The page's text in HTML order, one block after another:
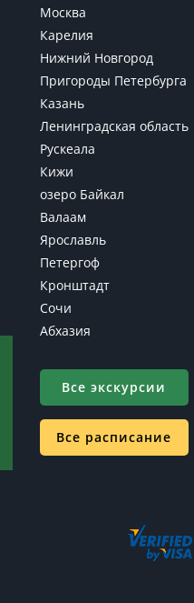
Москва
Карелия
Нижний Новгород
Пригороды Петербурга
Казань
Ленинградская область
Рускеала
Кижи
озеро Байкал
Валаам
Ярославль
Петергоф
Кронштадт
Сочи
Абхазия
Все экскурсии
Все расписание